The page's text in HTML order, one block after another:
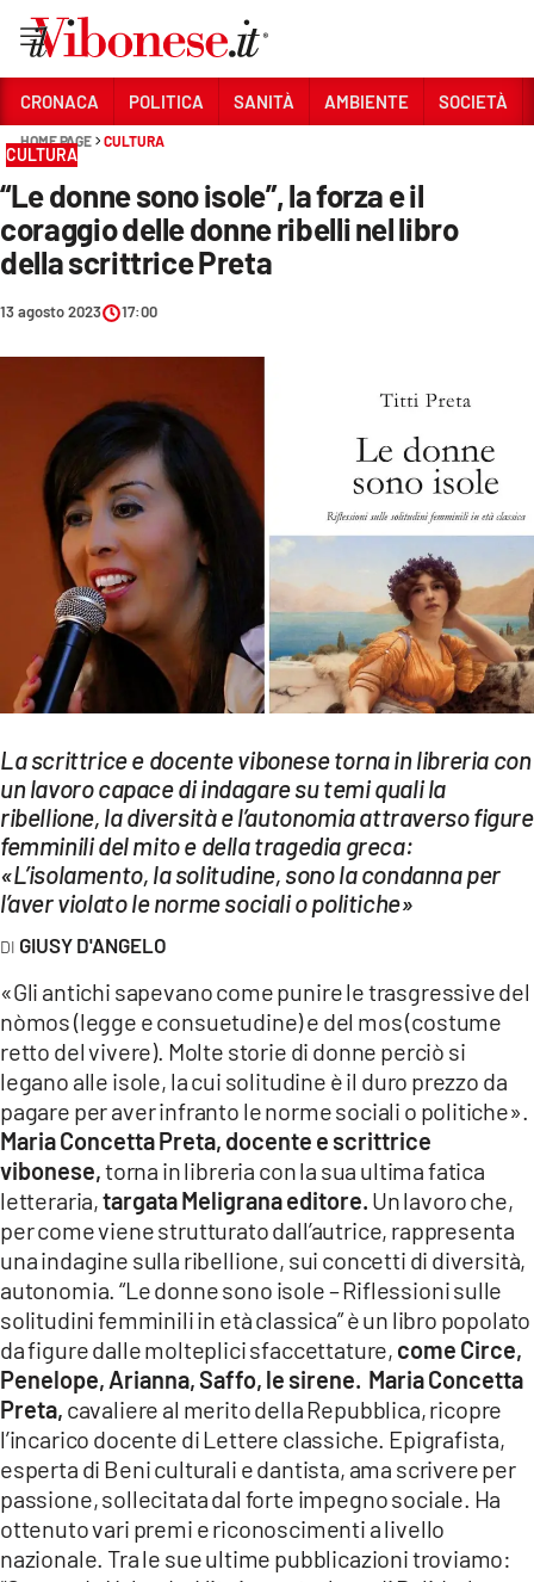
Sezioni
CRONACA
POLITICA
CULTURA
ECONOMIA E LAVORO
EVENTI
SPORT
Streaming
LAC TV
LAC NETWORK
LAC ONAIR
LaC
Network
LACPLAY.IT
LACTV.IT
LACONAIR.IT
LACITYMAG.IT
ILREGGINO.IT
COSENZACHANNEL.IT
ILVIBONESE.IT
CATANZAROCHANNEL.IT
LACAPITALENEWS.IT
App
ANDROID
CRONACA POLITICA SANITÀ AMBIENTE SOCIETÀ
HOME PAGE CULTURA
CULTURA
“Le donne sono isole”, la forza e il
coraggio delle donne ribelli nel libro
della scrittrice Preta
13 agosto 2023 17:00
La scrittrice e docente vibonese torna in libreria con
un lavoro capace di indagare su temi quali la
ribellione, la diversità e l’autonomia attraverso figure
femminili del mito e della tragedia greca:
«L’isolamento, la solitudine, sono la condanna per
l’aver violato le norme sociali o politiche»
GIUSY D'ANGELO
«Gli antichi sapevano come punire le trasgressive del
nòmos (legge e consuetudine) e del mos (costume
retto del vivere). Molte storie di donne perciò si
legano alle isole, la cui solitudine è il duro prezzo da
pagare per aver infranto le norme sociali o politiche».
Maria Concetta Preta, docente e scrittrice
vibonese,torna in libreria con la sua ultima fatica
letteraria,targata Meligrana editore. Un lavoro che,
per come viene strutturato dall’autrice, rappresenta
una indagine sulla ribellione, sui concetti di diversità,
autonomia. “Le donne sono isole – Riflessioni sulle
solitudini femminili in età classica” è un libro popolato
da figure dalle molteplici sfaccettature, come Circe,
Penelope, Arianna, Saffo, le sirene. Maria Concetta
Preta, cavaliere al merito della Repubblica, ricopre
l’incarico docente di Lettere classiche. Epigrafista,
esperta di Beni culturali e dantista, ama scrivere per
passione, sollecitata dal forte impegno sociale. Ha
ottenuto vari premi e riconoscimenti a livello
nazionale. Tra le sue ultime pubblicazioni troviamo: